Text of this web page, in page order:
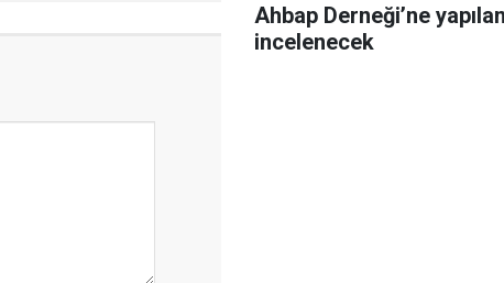
Ahbap Derneği’ne
incelenecek